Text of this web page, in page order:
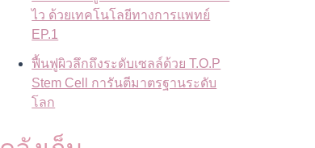
ไว ด้วยเทคโนโลยีทางการแพทย์
EP.1
ฟื้นฟูผิวลึกถึงระดับเซลล์ด้วย T.O.P
Stem Cell การันตีมาตรฐานระดับ
โลก